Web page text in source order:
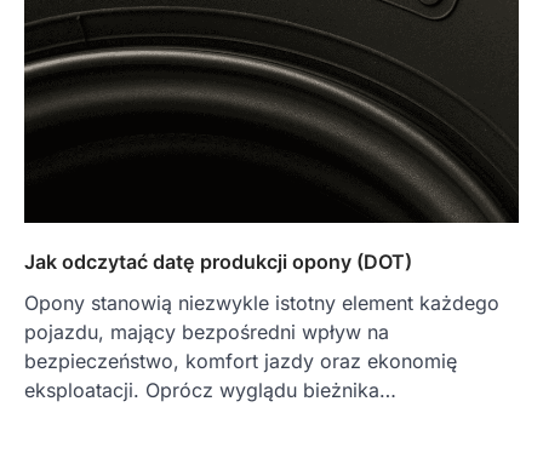
Jak odczytać datę produkcji opony (DOT)
Opony stanowią niezwykle istotny element każdego
pojazdu, mający bezpośredni wpływ na
bezpieczeństwo, komfort jazdy oraz ekonomię
eksploatacji. Oprócz wyglądu bieżnika…